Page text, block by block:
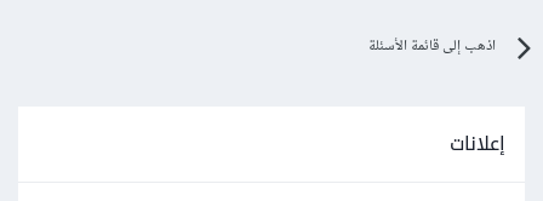
اذهب إلى قائمة الأسئلة
إعلانات